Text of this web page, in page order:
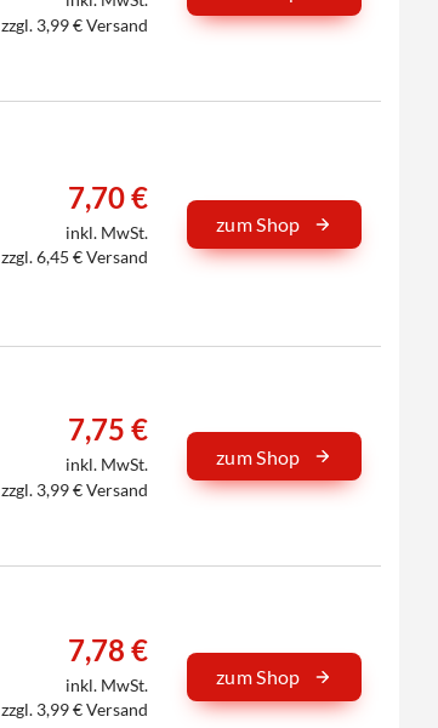
zzgl. 3,99 € Versand
7,70 €
inkl. MwSt.
zzgl. 6,45 € Versand
zum Shop
7,75 €
inkl. MwSt.
zzgl. 3,99 € Versand
zum Shop
7,78 €
inkl. MwSt.
zzgl. 3,99 € Versand
zum Shop